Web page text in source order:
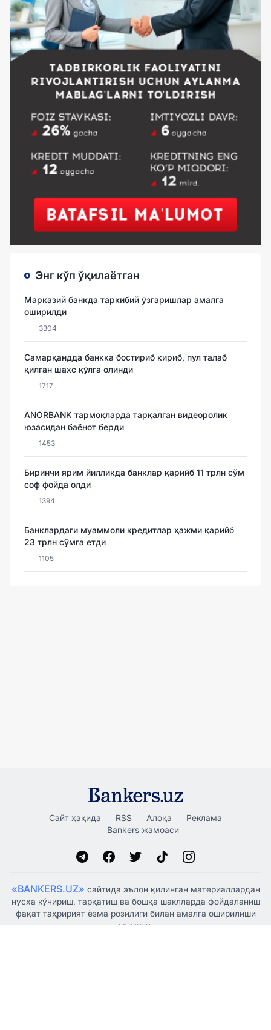
Энг кўп ўқилаётган
Марказий банкда таркибий ўзгаришлар амалга
оширилди
3304
Самарқандда банкка бостириб кириб, пул талаб
қилган шахс қўлга олинди
1717
ANORBANK тармоқларда тарқалган видеоролик
юзасидан баёнот берди
1453
Биринчи ярим йилликда банклар қарийб 11 трлн сўм
соф фойда олди
1394
Банклардаги муаммоли кредитлар ҳажми қарийб
23 трлн сўмга етди
1105
Сайт ҳақида RSS Алоқа
Реклама
Bankers жамоаси
«BANKERS.UZ» сайтида эълон қилинган материаллардан
нусха кўчириш, тарқатиш ва бошқа шаклларда фойдаланиш
фақат таҳририят ёзма розилиги билан амалга оширилиши
мумкин.